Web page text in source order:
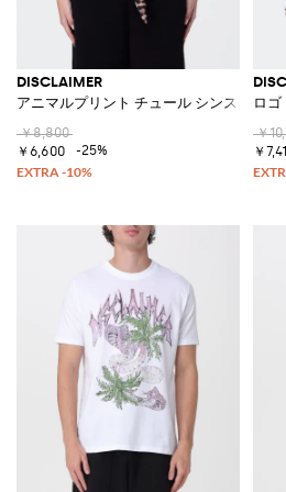
DISCLAIMER
アニマルプリント チュール シンストラッ
￥8,800
￥6,600
-25%
ロ
￥
￥